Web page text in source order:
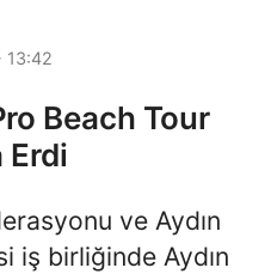
13:42
Beach Tour
Erdi
ve Aydın
iş birliğinde Aydın